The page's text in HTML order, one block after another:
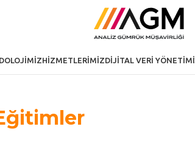
HIZMETLERIMIZDIJITAL VERI YÖNETIMI